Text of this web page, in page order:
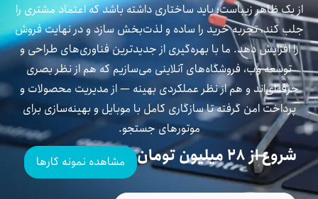
از یک ظاهر زیباست؛ باید ساختاری داشته باشد که اعتماد مشتری را
جلب کند، تجربه خرید را ساده و لذت‌بخش سازد و در نهایت فروش
را افزایش دهد. ما با بهره‌گیری از جدیدترین فناوری‌های طراحی و
توسعه وب، فروشگاه‌های آنلاینی می‌سازیم که هم از نظر بصری
حرفه‌ای‌اند و هم از نظر عملکردی بهینه — از مدیریت محصولات و
پرداخت امن گرفته تا سازگاری کامل با موبایل و بهینه‌سازی برای
موتورهای جستجو.
شروع از ۲۸ میلیون تومان مشاهده نمونه کارها